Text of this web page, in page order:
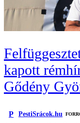
kapott
Gődény
P PestiSrácok.hu